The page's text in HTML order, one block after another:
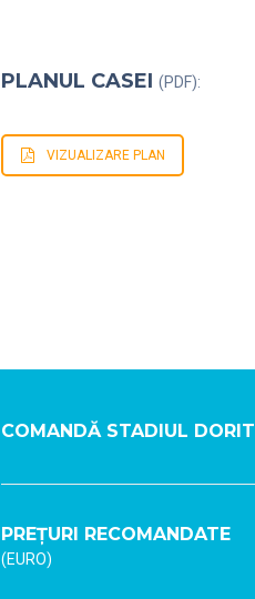
PLANUL CASEI (PDF):
VIZUALIZARE PLAN
COMANDĂ STADIUL DORIT
PREȚURI RECOMANDATE
(EURO)